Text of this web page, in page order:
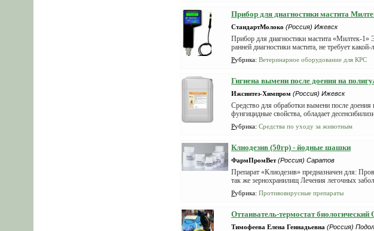
Прибор для диагностики мастита
СтандартМолоко (Россия) Ижевск
Прибор для диагностики мастита «Милтек-1»
ранней диагностики мастита, не требует
Рубрика: Ветеринарное оборудование для КРС
Гигиена вымени после доения на
Ижсинтез-Химпром (Россия) Ижевск
Средство для обработки вымени после
фунгицидные свойства, обладает
Рубрика: Средства по уходу за животным
Клиодезив (50гр) - йодные шашки
ФармПромВет (Россия) Саратов
Препарат «Клиодезив» предназна­чен для:
так же зерно­хранилищ Лечения легочных
Рубрика: Противовирусные препараты
Оттаиватель-термостат
Тимофеева Елена Геннадьевна (Россия)